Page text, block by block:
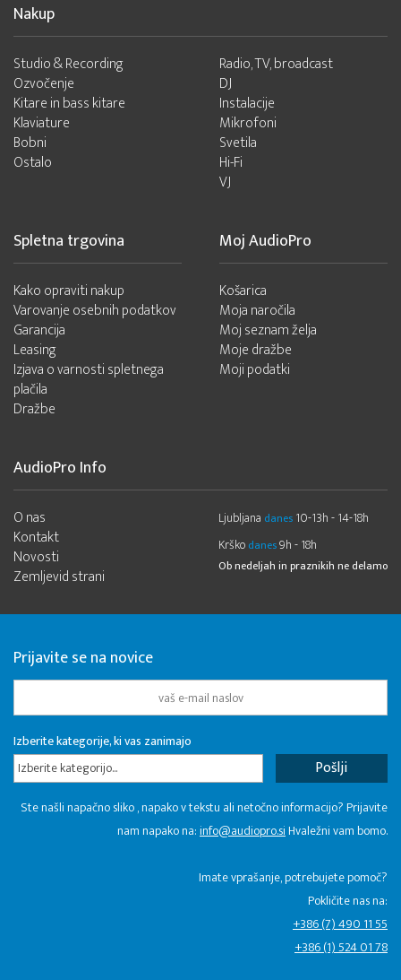
Nakup
Studio & Recording
Ozvočenje
Kitare in bass kitare
Klaviature
Bobni
Ostalo
Radio, TV, broadcast
DJ
Instalacije
Mikrofoni
Svetila
Hi-Fi
VJ
Spletna trgovina
Kako opraviti nakup
Varovanje osebnih podatkov
Garancija
Leasing
Izjava o varnosti spletnega
plačila
Dražbe
Moj AudioPro
Košarica
Moja naročila
Moj seznam želja
Moje dražbe
Moji podatki
AudioPro Info
O nas
Kontakt
Novosti
Zemljevid strani
Ljubljana danes 10-13h - 14-18h
Krško danes9h - 18h
Ob nedeljah in praznikih ne delamo
Prijavite se na novice
Izberite kategorije, ki vas zanimajo
Izberite kategorijo...
Ste našli napačno sliko , napako v tekstu ali netočno informacijo? Prijavite
nam napako na:info@audiopro.siHvaležni vam bomo.
Imate vprašanje, potrebujete pomoč?
Pokličite nas na:
+386 (7) 490 11 55
+386 (1) 524 01 78